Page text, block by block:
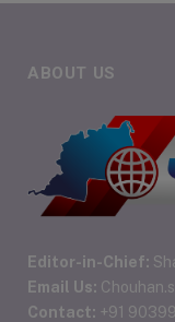
ABOUT US
Editor-in-Chief:
Email Us:
Contact: +91